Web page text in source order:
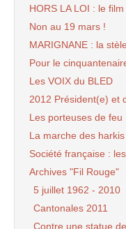
HORS LA LOI : le
Non au 19 mars !
MARIGNANE : la
Pour le
Les VOIX du BLED
2012 Président(e) et
Les porteuses de feu
La marche des
Société française :
Archives "Fil Rouge"
5 juillet 1962 - 2010
Cantonales 2011
Contre une statue